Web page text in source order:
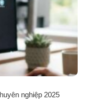
nghiệp 2025